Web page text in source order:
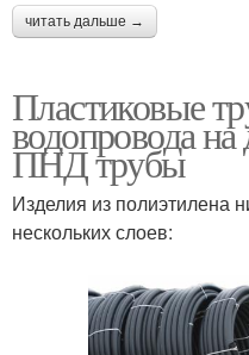
читать дальше →
Пластиковые
водопровода
ПНД трубы
Изделия из полиэтилена
нескольких слоев: